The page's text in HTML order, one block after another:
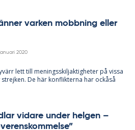
var­ken mobb­ning el­ler
2020
lett till me­nings­skilj­ak­tig­he­ter på vis­sa
De här kon­flik­ter­na har ockåså
vi­da­re un­der hel­gen –